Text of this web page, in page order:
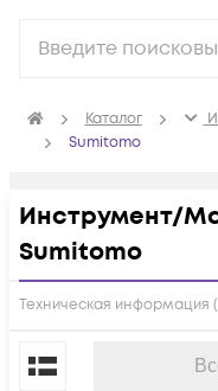
Каталог
Sumitomo
Инструмент/
Sumitomo
Техническая информация (
По